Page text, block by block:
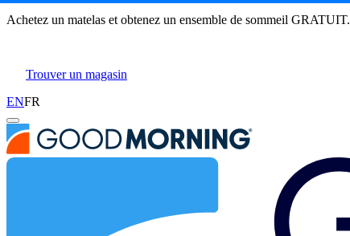
Base de lit plateforme
Aperçu Commentaires
Achetez un matelas et obtenez un ensemble de sommeil GRATUIT.
Trouver un magasin
ENFR